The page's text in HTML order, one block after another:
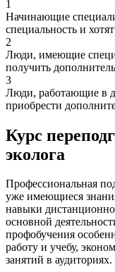
1
Начинающие
специальность и
2
Люди, имеющие
получить
3
Люди, работающие в
приобрести
Курс
эколога
Профессиональная
уже имеющиеся
навыки
основной
профобучения
работу и учебу,
занятий в аудиториях.